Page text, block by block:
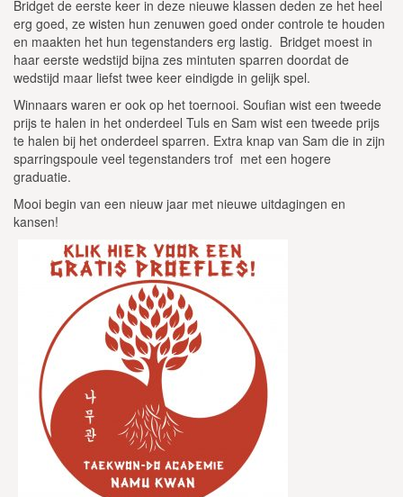
Bridget de eerste keer in deze nieuwe klassen deden ze het heel
erg goed, ze wisten hun zenuwen goed onder controle te houden
en maakten het hun tegenstanders erg lastig. Bridget moest in
haar eerste wedstijd bijna zes mintuten sparren doordat de
wedstijd maar liefst twee keer eindigde in gelijk spel.
Winnaars waren er ook op het toernooi. Soufian wist een tweede
prijs te halen in het onderdeel Tuls en Sam wist een tweede prijs
te halen bij het onderdeel sparren. Extra knap van Sam die in zijn
sparringspoule veel tegenstanders trof met een hogere
graduatie.
Mooi begin van een nieuw jaar met nieuwe uitdagingen en
kansen!